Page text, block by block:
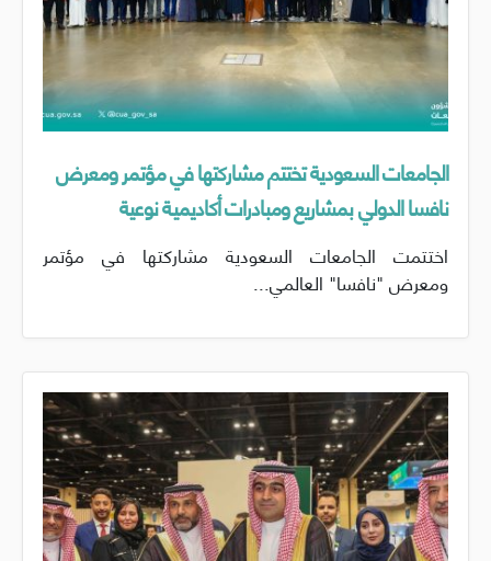
الجامعات السعودية تختتم مشاركتها في مؤتمر ومعرض
نافسا الدولي بمشاريع ومبادرات أكاديمية نوعية
اختتمت الجامعات السعودية مشاركتها في مؤتمر
ومعرض "نافسا" العالمي...